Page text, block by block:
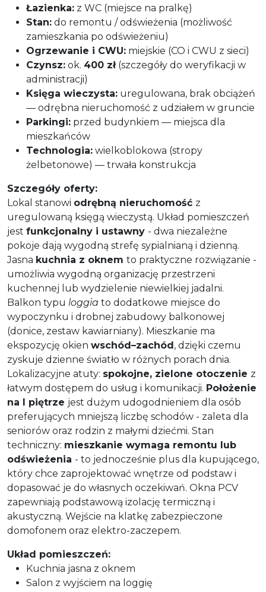
Łazienka: z WC (miejsce na pralkę)
Stan: do remontu / odświeżenia (możliwość
zamieszkania po odświeżeniu)
Ogrzewanie i CWU: miejskie (CO i CWU z sieci)
Czynsz: ok. 400 zł(szczegóły do weryfikacji w
administracji)
Księga wieczysta: uregulowana, brak obciążeń
— odrębna nieruchomość z udziałem w gruncie
Parkingi: przed budynkiem — miejsca dla
mieszkańców
Technologia: wielkoblokowa (stropy
żelbetonowe) — trwała konstrukcja
Szczegóły oferty:
Lokal stanowi odrębną nieruchomość z
uregulowaną księgą wieczystą. Układ pomieszczeń
jest funkcjonalny i ustawny - dwa niezależne
pokoje dają wygodną strefę sypialnianą i dzienną.
Jasna kuchnia z oknem to praktyczne rozwiązanie -
umożliwia wygodną organizację przestrzeni
kuchennej lub wydzielenie niewielkiej jadalni.
Balkon typu loggia to dodatkowe miejsce do
wypoczynku i drobnej zabudowy balkonowej
(donice, zestaw kawiarniany). Mieszkanie ma
ekspozycję okien wschód–zachód, dzięki czemu
zyskuje dzienne światło w różnych porach dnia.
Lokalizacyjne atuty: spokojne, zielone otoczenie z
łatwym dostępem do usług i komunikacji. Położenie
na I piętrze jest dużym udogodnieniem dla osób
preferujących mniejszą liczbę schodów - zaleta dla
seniorów oraz rodzin z małymi dziećmi. Stan
techniczny: mieszkanie wymaga remontu lub
odświeżenia - to jednocześnie plus dla kupującego,
który chce zaprojektować wnętrze od podstaw i
dopasować je do własnych oczekiwań. Okna PCV
zapewniają podstawową izolację termiczną i
akustyczną. Wejście na klatkę zabezpieczone
domofonem oraz elektro-zaczepem.
Układ pomieszczeń:
Kuchnia jasna z oknem
Salon z wyjściem na loggię